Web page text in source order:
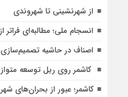
از شهرنشینی تا شهروندی
انسجام ملی؛ مطالبه‌ای
اصناف در حاشیه
کاشمر روی ریل توسعه
کاشمر؛ عبور از بحران‌های